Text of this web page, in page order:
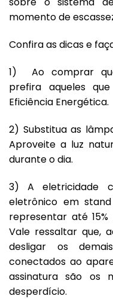
momento de
Confira asdicase
1) Ao comprar
prefira aqueles
Eficiência Energética.
2) Substitua as
Aproveite a luz
durante o dia.
3) A eletricidade
eletrônico em
representar até
Vale ressaltar que,
desligar os
conectados ao
assinatura são os
desperdício.